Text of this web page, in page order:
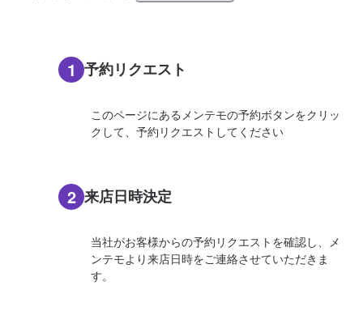
1 予約リクエスト
このページにあるメンテモの予約ボタンをクリッ
クして、予約リクエストしてください
2 来店日時決定
当社がお客様からの予約リクエストを確認し、メ
ンテモより来店日時をご連絡させていただきま
す。